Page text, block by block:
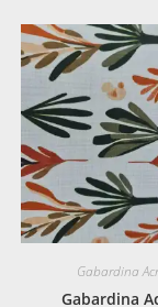
Gabardina
Gabardina